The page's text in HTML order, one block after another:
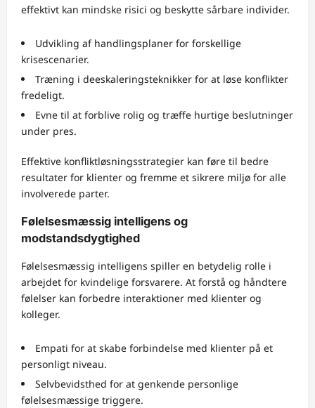
effektivt kan mindske risici og beskytte sårbare individer.
Udvikling af handlingsplaner for forskellige
krisescenarier.
Træning i deeskaleringsteknikker for at løse konflikter
fredeligt.
Evne til at forblive rolig og træffe hurtige beslutninger
under pres.
Effektive konfliktløsningsstrategier kan føre til bedre
resultater for klienter og fremme et sikrere miljø for alle
involverede parter.
Følelsesmæssig intelligens og
modstandsdygtighed
Følelsesmæssig intelligens spiller en betydelig rolle i
arbejdet for kvindelige forsvarere. At forstå og håndtere
følelser kan forbedre interaktioner med klienter og
kolleger.
Empati for at skabe forbindelse med klienter på et
personligt niveau.
Selvbevidsthed for at genkende personlige
følelsesmæssige triggere.